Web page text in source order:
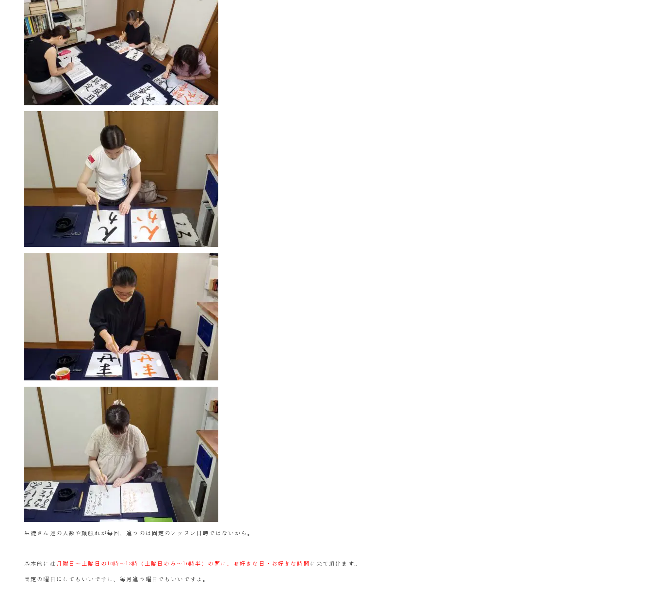
生徒さん達の人数や顔触れが毎回、違うのは固定のレッスン日時ではないから。
基本的には 月曜日～土曜日の10時～18時（土曜日のみ～16時半）の間に、お好きな日・お好きな時間 に来て頂けます。
固定の曜日にしてもいいですし、毎月違う曜日でもいいですよ。